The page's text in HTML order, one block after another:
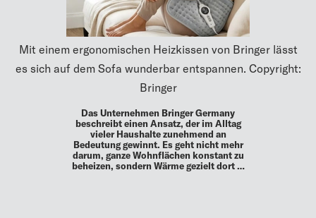
Mit einem ergonomischen Heizkissen von Bringer lässt
es sich auf dem Sofa wunderbar entspannen. Copyright:
Bringer
Das Unternehmen Bringer Germany
beschreibt einen Ansatz, der im Alltag
vieler Haushalte zunehmend an
Bedeutung gewinnt. Es geht nicht mehr
darum, ganze Wohnflächen konstant zu
beheizen, sondern Wärme gezielt dort …